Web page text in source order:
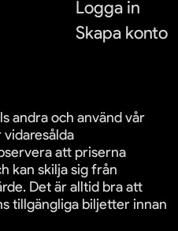
Logga in
Skapa konto
andra och använd vår
vidaresålda
att priserna
kan skilja sig från
Det är alltid bra att
tillgängliga biljetter innan